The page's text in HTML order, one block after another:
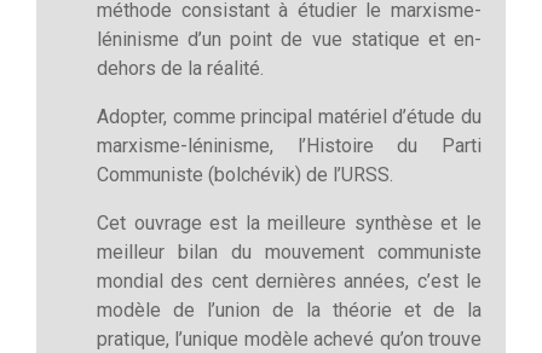
méthode consistant à étudier le marxisme-
léninisme d’un point de vue statique et en-
dehors de la réalité.
Adopter, comme principal matériel d’étude du
marxisme-léninisme, l’Histoire du Parti
Communiste (bolchévik) de l’URSS.
Cet ouvrage est la meilleure synthèse et le
meilleur bilan du mouvement communiste
mondial des cent dernières années, c’est le
modèle de l’union de la théorie et de la
pratique, l’unique modèle achevé qu’on trouve